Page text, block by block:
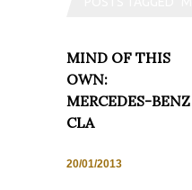
MIND OF THIS
OWN:
MERCEDES-BENZ
CLA
20/01/2013